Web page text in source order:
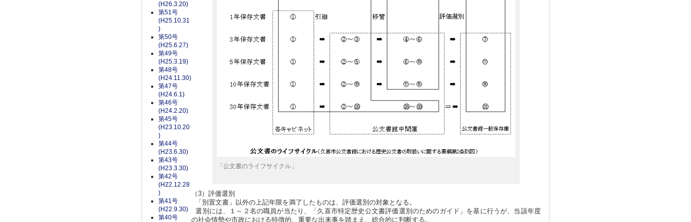
「公文書のライフサイクル」
（3）評価選別
「別置文書」以外の上記年限を満了したものは、評価選別の対象となる。
選別には、１～２名の職員が当たり、「久喜市特定歴史公文書評価選別のためのガイド」を基に行うが、当該年度
の社会情勢や市政における特徴的、重要な出来事を踏まえ、総合的に判断する。
(H26.3.20)
第51号
(H25.10.31
)
第50号
(H25.6.27)
第49号
(H25.3.19)
第48号
(H24.11.30)
第47号
(H24.6.1)
第46号
(H24.2.20)
第45号
(H23.10.20
)
第44号
(H23.6.30)
第43号
(H23.3.30)
第42号
(H22.12.28
)
第41号
(H22.9.30)
第40号